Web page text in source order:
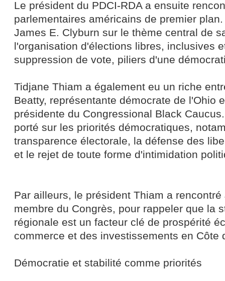
Le président du PDCI-RDA a ensuite
parlementaires américains de premier
James E. Clyburn sur le thème central de
l'organisation d'élections libres, inclusives
suppression de vote, piliers d'une
Tidjane Thiam a également eu un riche
Beatty, représentante démocrate de l'Ohio
présidente du Congressional Black
porté sur les priorités démocratiques,
transparence électorale, la défense des
et le rejet de toute forme d'intimidation
Par ailleurs, le président Thiam a
membre du Congrès, pour rappeler que la
régionale est un facteur clé de prospérité
commerce et des investissements en Côte
Démocratie et stabilité comme priorités